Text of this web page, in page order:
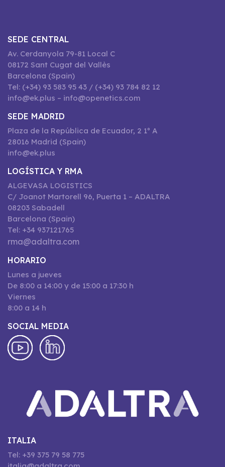
SEDE CENTRAL
Av. Cerdanyola 79-81 Local C
08172 Sant Cugat del Vallès
Barcelona (Spain)
Tel: (+34) 93 583 95 43 / (+34) 93 784 82 12
info@ek.plus – info@openetics.com
SEDE MADRID
Plaza de la República de Ecuador, 2 1º A
28016 Madrid (Spain)
info@ek.plus
LOGÍSTICA Y RMA
ALGEVASA LOGISTICS
C/ Joanot Martorell 96, Puerta 1 – ADALTRA
08203 Sabadell
Barcelona (Spain)
Tel: +34 937121765
rma@adaltra.com
HORARIO
Lunes a jueves
De 8:00 a 14:00 y de 15:00 a 17:30 h
Viernes
8:00 a 14 h
SOCIAL MEDIA
ITALIA
Tel: +39 375 79 58 775